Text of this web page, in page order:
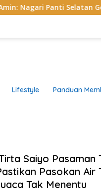
Selatan Gelar Lomba
Lifestyle Panduan
Saiyo Pasaman
Pasokan Air
Tak Menentu